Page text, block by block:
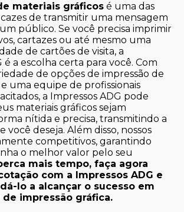
materiais gráficos é uma das
de transmitir uma mensagem
público. Se você precisa imprimir
cartazes ou até mesmo uma
de cartões de visita, a
é a escolha certa para você. Com
de opções de impressão de
uma equipe de profissionais
a Impressos ADG pode
materiais gráficos sejam
nítida e precisa, transmitindo a
você deseja. Além disso, nossos
competitivos, garantindo
o melhor valor pelo seu
mais tempo, faça agora
com a Impressos ADG e
lo a alcançar o sucesso em
impressão gráfica.